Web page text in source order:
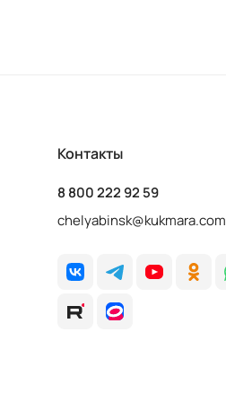
Контакты
8 800 222 92 59
chelyabinsk@kukmara.com